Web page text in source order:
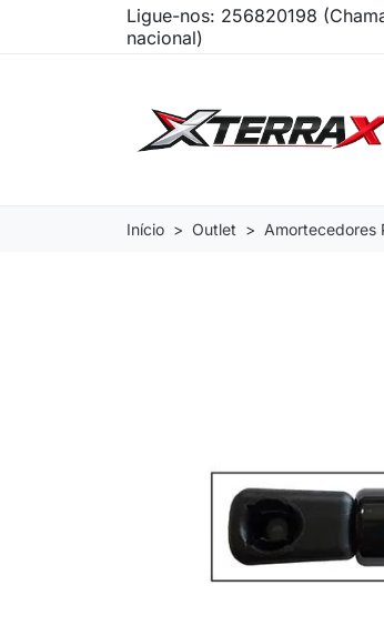
Ligue-nos: 256820198
nacional)
Início Outlet Amortecedores